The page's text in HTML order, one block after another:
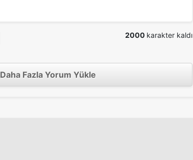
2000 karakter kaldı
Daha Fazla Yorum Yükle